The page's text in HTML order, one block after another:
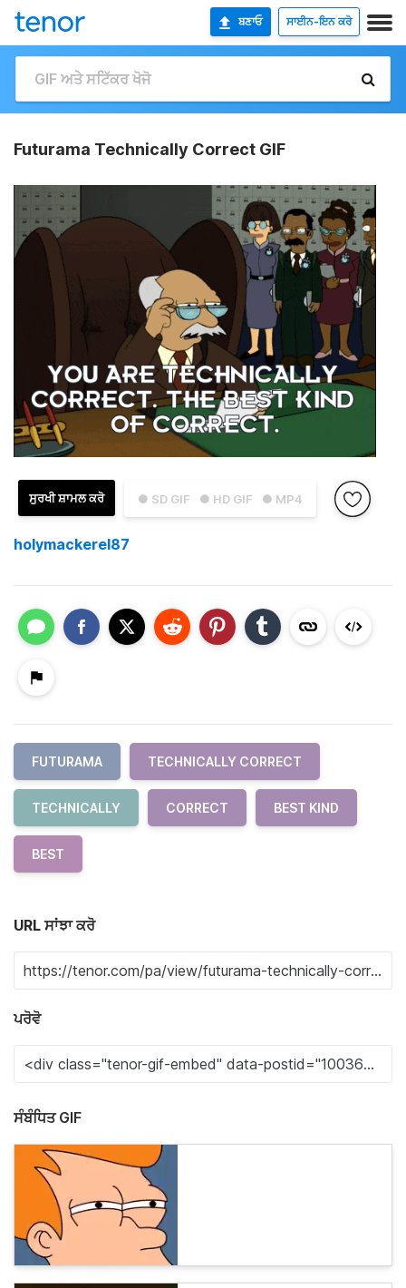
ਬਣਾਓ ਸਾਈਨ-ਇਨ ਕਰੋ
Futurama Technically Correct GIF
● SD GIF ● HD GIF ● MP4
ਸੁਰਖੀ ਸ਼ਾਮਲ ਕਰੋ
holymackerel87
FUTURAMA TECHNICALLY CORRECT
TECHNICALLY CORRECT BEST KIND
BEST
URL ਸਾਂਝਾ ਕਰੋ
ਪਰੋਵੋ
ਸੰਬੰਧਿਤ GIF